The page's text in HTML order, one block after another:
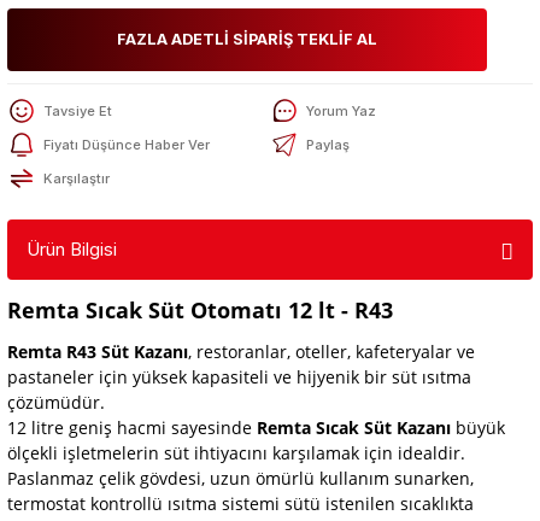
FAZLA ADETLİ SİPARİŞ TEKLİF AL
Tavsiye Et
Yorum Yaz
Fiyatı Düşünce Haber Ver
Paylaş
Karşılaştır
Ürün Bilgisi
Remta Sıcak Süt Otomatı 12 lt - R43
Remta R43 Süt Kazanı, restoranlar, oteller, kafeteryalar ve
pastaneler için yüksek kapasiteli ve hijyenik bir süt ısıtma
çözümüdür.
12 litre geniş hacmi sayesinde Remta Sıcak Süt Kazanı büyük
ölçekli işletmelerin süt ihtiyacını karşılamak için idealdir.
Paslanmaz çelik gövdesi, uzun ömürlü kullanım sunarken,
termostat kontrollü ısıtma sistemi sütü istenilen sıcaklıkta